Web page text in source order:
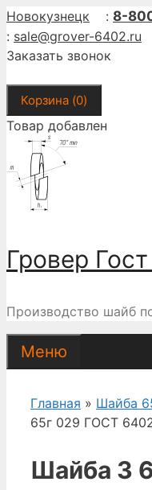
Перейти
к
содержимому
Новокузнецк : 8-
: sale@grover-6402.ru
Заказать звонок
Корзина (0)
Товар добавлен
Гровер
Производство шайб
Меню
Главная » Шайба
65г 029 ГОСТ
Шайба 3